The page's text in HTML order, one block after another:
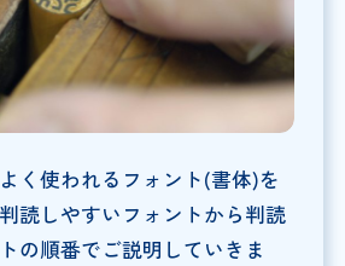
く使われるフォント(書体)を
読しやすいフォントから判読
の順番でご説明していきま